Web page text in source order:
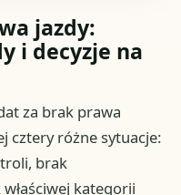
jazdy:
i decyzje na
za brak prawa
cztery różne sytuacje:
brak
kategorii